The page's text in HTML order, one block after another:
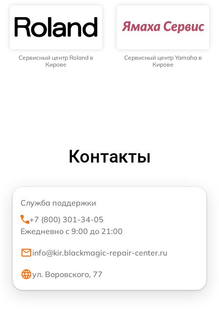
Сервисный центр Roland в
Кирове
Сервисный центр Yamaha в
Кирове
Контакты
Служба поддержки
+7 (800) 301-34-05
Ежедневно с 9:00 до 21:00
info@kir.blackmagic-repair-center.ru
ул. Воровского, 77